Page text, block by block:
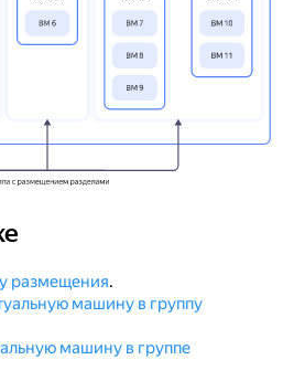
размещения.
машину в группу
машину в группе